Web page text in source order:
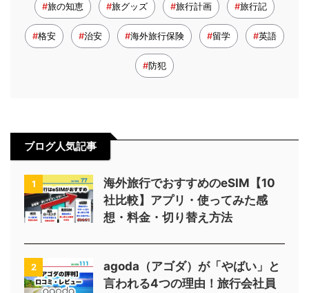
旅の知恵 旅グッズ 旅行計画 旅行記
格安 治安 海外旅行保険 留学 英語
防犯
ブログ人気記事
1
海外旅行でおすすめのeSIM【10
社比較】アプリ・使ってみた感
想・料金・切り替え方法
2
agoda（アゴダ）が「やばい」と
言われる4つの理由！旅行会社員